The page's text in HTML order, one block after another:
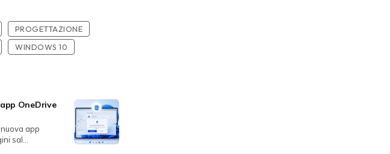
PROGETTAZIONE
WINDOWS 10
OneDrive
app
sal...